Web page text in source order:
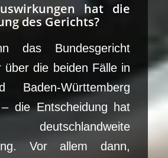
hat die
des Gerichts?
das Bundesgericht
über die beiden Fälle in
Baden-Württemberg
die Entscheidung hat
Vor allem dann,